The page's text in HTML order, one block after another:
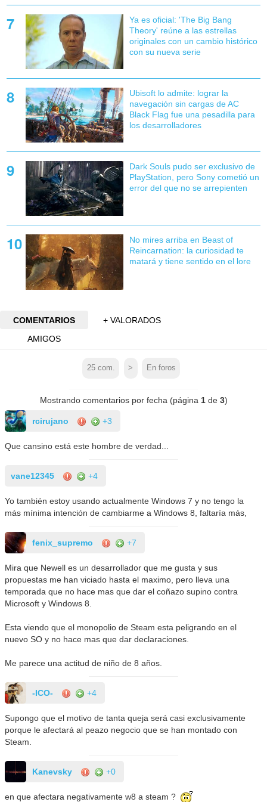
Ya es oficial: 'The Big Bang
Theory' reúne a las estrellas
originales con un cambio histórico
con su nueva serie
Ubisoft lo admite: lograr la
navegación sin cargas de AC
Black Flag fue una pesadilla para
los desarrolladores
Dark Souls pudo ser exclusivo de
PlayStation, pero Sony cometió un
error del que no se arrepienten
No mires arriba en Beast of
Reincarnation: la curiosidad te
matará y tiene sentido en el lore
COMENTARIOS
+ VALORADOS
AMIGOS
25com. > En foros
Mostrando comentarios por fecha (página 1de 3)
rcirujano +3
Que cansino está este hombre de verdad...
vane12345 +4
Yo también estoy usando actualmente Windows 7 y no tengo la
más mínima intención de cambiarme a Windows 8, faltaría más,
fenix_supremo +7
Mira que Newell es un desarrollador que me gusta y sus
propuestas me han viciado hasta el maximo, pero lleva una
temporada que no hace mas que dar el coñazo supino contra
Microsoft y Windows 8.
Esta viendo que el monopolio de Steam esta peligrando en el
nuevo SO y no hace mas que dar declaraciones.
Me parece una actitud de niño de 8 años.
-ICO- +4
Supongo que el motivo de tanta queja será casi exclusivamente
porque le afectará al peazo negocio que se han montado con
Steam.
Kanevsky +0
en que afectara negativamente w8 a steam ?